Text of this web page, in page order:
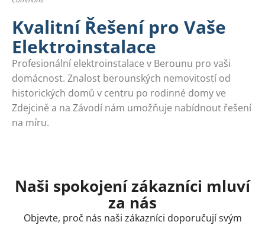
Kvalitní Řešení pro Vaše
Elektroinstalace
Profesionální elektroinstalace v Berounu pro vaši
domácnost. Znalost berounských nemovitostí od
historických domů v centru po rodinné domy ve
Zdejcině a na Závodí nám umožňuje nabídnout řešení
na míru.
Naši spokojení zákazníci mluví
za nás
Objevte, proč nás naši zákazníci doporučují svým